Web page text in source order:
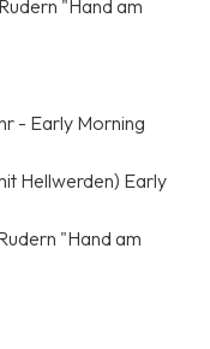
"Hand am
- Early Morning
Hellwerden) Early
"Hand am